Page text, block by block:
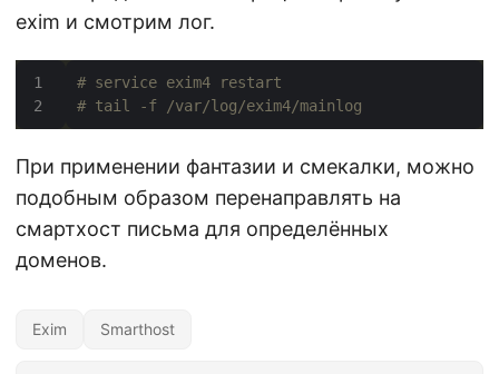
exim и смотрим лог.
# service exim4 restart
# tail -f /var/log/exim4/mainlog
При применении фантазии и смекалки, можно
подобным образом перенаправлять на
смартхост письма для определённых
доменов.
Exim Smarthost